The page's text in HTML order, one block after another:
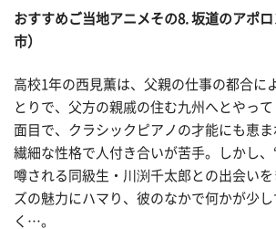
おすすめご当地アニメその8. 坂道のアポ
市）
高校1年の西見薫は、父親の仕事の都合に
とりで、父方の親戚の住む九州へとやっ
面目で、クラシックピアノの才能にも恵ま
繊細な性格で人付き合いが苦手。しかし、
噂される同級生・川渕千太郎との出会い
ズの魅力にハマり、彼のなかで何かが少
く…。